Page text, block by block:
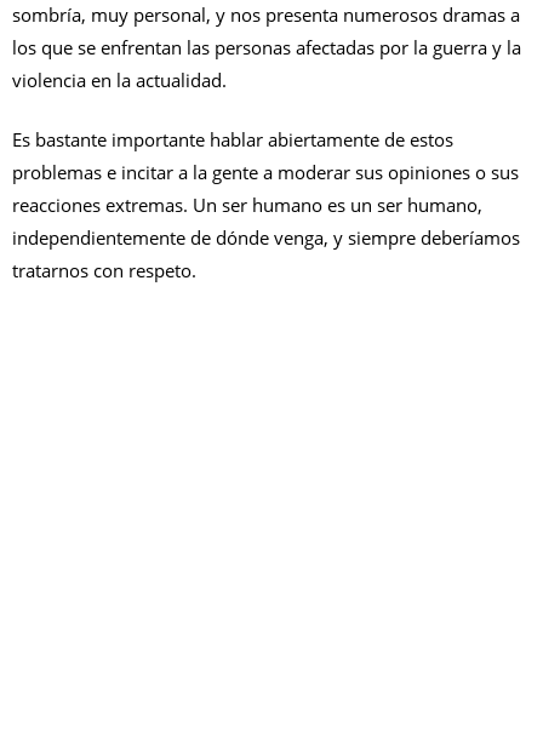
sombría, muy personal, y nos presenta numerosos dramas a
los que se enfrentan las personas afectadas por la guerra y la
violencia en la actualidad.
Es bastante importante hablar abiertamente de estos
problemas e incitar a la gente a moderar sus opiniones o sus
reacciones extremas. Un ser humano es un ser humano,
independientemente de dónde venga, y siempre deberíamos
tratarnos con respeto.